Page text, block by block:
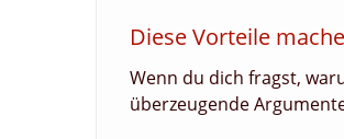
Diese Vorteile
Wenn du dich fragst,
überzeugende